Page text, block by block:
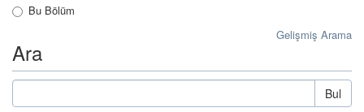
Bu Bölüm
Gelişmiş Arama
Ara
Bul